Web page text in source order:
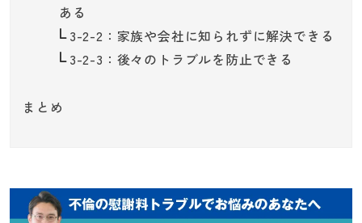
ある
3-2-2：家族や会社に知られずに解決できる
3-2-3：後々のトラブルを防止できる
まとめ